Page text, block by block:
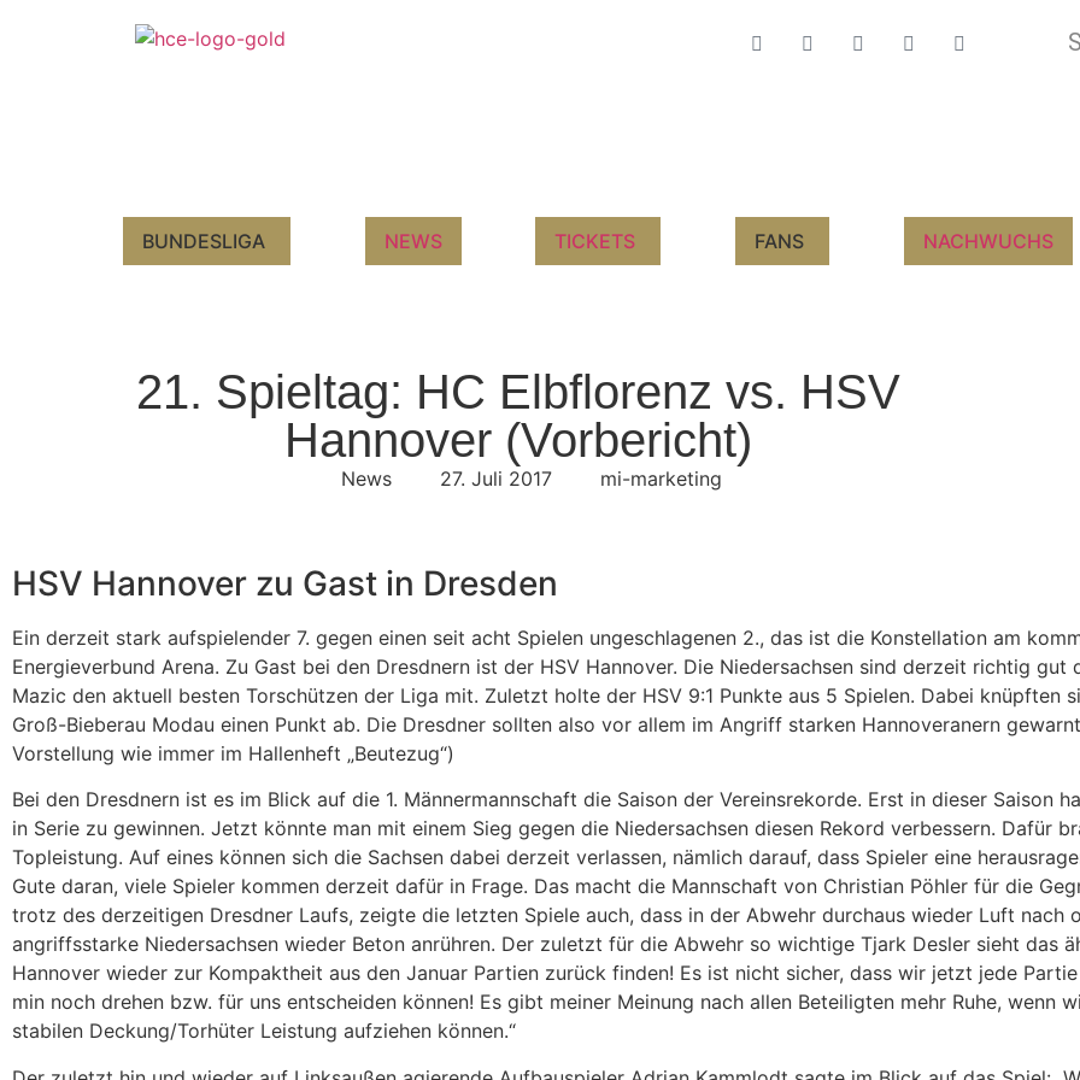
BUNDESLIGA NEWS TICKETS FANS NACHWUCHS
21. Spieltag: HC Elbflorenz vs. HSV
Hannover (Vorbericht)
News 27. Juli 2017 mi-marketing
HSV Hannover zu Gast in Dresden
Ein derzeit stark aufspielender 7. gegen einen seit acht Spielen ungeschlagenen 2., das ist die Konstellation am
Energieverbund Arena. Zu Gast bei den Dresdnern ist der HSV Hannover. Die Niedersachsen sind derzeit richtig
Mazic den aktuell besten Torschützen der Liga mit. Zuletzt holte der HSV 9:1 Punkte aus 5 Spielen. Dabei knüpften
Groß-Bieberau Modau einen Punkt ab. Die Dresdner sollten also vor allem im Angriff starken Hannoveranern
Vorstellung wie immer im Hallenheft „Beutezug“)
Bei den Dresdnern ist es im Blick auf die 1. Männermannschaft die Saison der Vereinsrekorde. Erst in dieser Saison
in Serie zu gewinnen. Jetzt könnte man mit einem Sieg gegen die Niedersachsen diesen Rekord verbessern. Dafür
Topleistung. Auf eines können sich die Sachsen dabei derzeit verlassen, nämlich darauf, dass Spieler eine
Gute daran, viele Spieler kommen derzeit dafür in Frage. Das macht die Mannschaft von Christian Pöhler für die
trotz des derzeitigen Dresdner Laufs, zeigte die letzten Spiele auch, dass in der Abwehr durchaus wieder Luft nach
angriffsstarke Niedersachsen wieder Beton anrühren. Der zuletzt für die Abwehr so wichtige Tjark Desler sieht das
Hannover wieder zur Kompaktheit aus den Januar Partien zurück finden! Es ist nicht sicher, dass wir jetzt jede
min noch drehen bzw. für uns entscheiden können! Es gibt meiner Meinung nach allen Beteiligten mehr Ruhe, wenn
stabilen Deckung/Torhüter Leistung aufziehen können.“